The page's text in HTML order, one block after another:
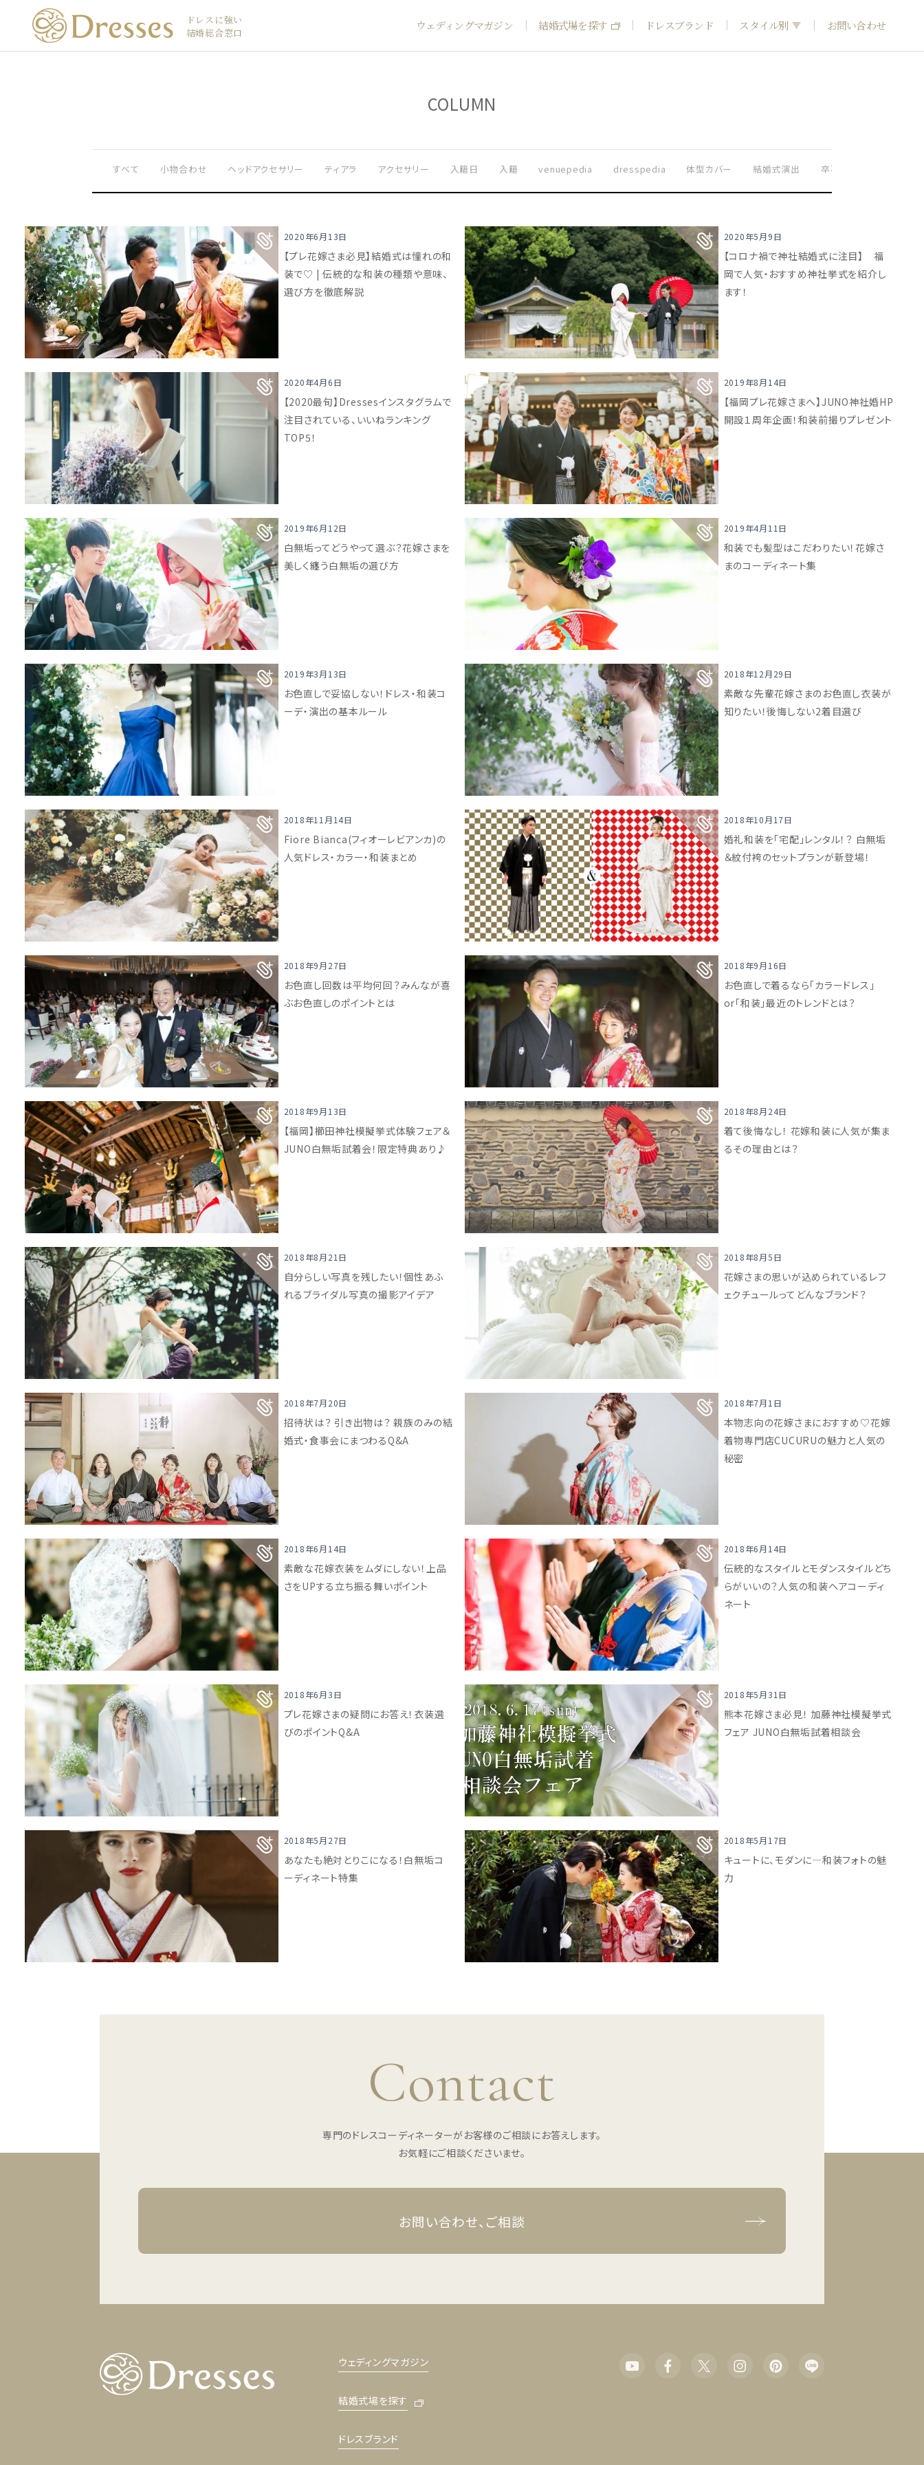
ドレスに強い
結婚総合窓口
ウェディングマガジン 結婚式場を探す ドレスブランド スタイル別 お問い合わせ
COLUMN
すべて 小物合わせ ヘッドアクセサリー ティアラ アクセサリー 入籍日 入籍 venuepedia dresspedia 体型カバー 結婚式演出 卒花嫁さま実例
2020年6月13日
【プレ花嫁さま必見】結婚式は憧れの和
装で♡ | 伝統的な和装の種類や意味、
選び方を徹底解説
2020年5月9日
【コロナ禍で神社結婚式に注目】 福
岡で人気・おすすめ神社挙式を紹介し
ます！
2020年4月6日
【2020最旬】Dressesインスタグラムで
注目されている、いいねランキング
TOP5！
2019年8月14日
【福岡プレ花嫁さまへ】JUNO神社婚HP
開設１周年企画！和装前撮りプレゼント
2019年6月12日
白無垢ってどうやって選ぶ？花嫁さまを
美しく纏う白無垢の選び方
2019年4月11日
和装でも髪型はこだわりたい！花嫁さ
まのコーディネート集
2019年3月13日
お色直しで妥協しない！ドレス・和装コ
ーデ・演出の基本ルール
2018年12月29日
素敵な先輩花嫁さまのお色直し衣装が
知りたい！後悔しない2着目選び
2018年11月14日
Fiore Bianca(フィオーレビアンカ)の
人気ドレス・カラー・和装まとめ
2018年10月17日
婚礼和装を「宅配」レンタル！？ 白無垢
＆紋付袴のセットプランが新登場！
2018年9月27日
お色直し回数は平均何回？みんなが喜
ぶお色直しのポイントとは
2018年9月16日
お色直しで着るなら「カラードレス」
or「和装」最近のトレンドとは？
2018年9月13日
【福岡】櫛田神社模擬挙式体験フェア＆
JUNO白無垢試着会！限定特典あり♪
2018年8月24日
着て後悔なし！ 花嫁和装に人気が集ま
るその理由とは？
2018年8月21日
自分らしい写真を残したい！個性あふ
れるブライダル写真の撮影アイデア
2018年8月5日
花嫁さまの思いが込められているレフ
ェクチュールってどんなブランド？
2018年7月20日
招待状は？ 引き出物は？ 親族のみの結
婚式・食事会にまつわるQ&A
2018年7月1日
本物志向の花嫁さまにおすすめ♡花嫁
着物専門店CUCURUの魅力と人気の
秘密
2018年6月14日
素敵な花嫁衣装をムダにしない！上品
さをUPする立ち振る舞いポイント
2018年6月14日
伝統的なスタイルとモダンスタイルどち
らがいいの？人気の和装ヘアコーディ
ネート
2018年6月3日
プレ花嫁さまの疑問にお答え！衣装選
びのポイントQ&A
2018年5月31日
熊本花嫁さま必見！ 加藤神社模擬挙式
フェア JUNO白無垢試着相談会
2018年5月27日
あなたも絶対とりこになる！白無垢コ
ーディネート特集
2018年5月17日
キュートに、モダンに―和装フォトの魅
力
Contact
専門のドレスコーディネーターがお客様のご相談にお答えします。
お気軽にご相談くださいませ。
お問い合わせ、ご相談
ウェディングマガジン
結婚式場を探す
ドレスブランド